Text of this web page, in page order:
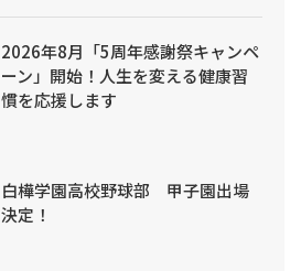
2026年8月「5周年感謝祭キャンペ
ーン」開始！人生を変える健康習
慣を応援します
白樺学園高校野球部 甲子園出場
決定！